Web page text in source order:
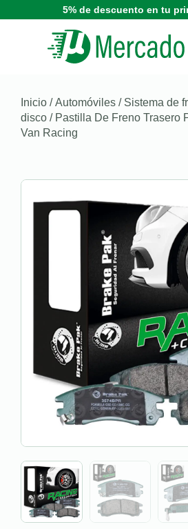
5% de descuento en tu
Inicio /Automóviles / Sistema de
disco / Pastilla De Freno Trasero
Van Racing